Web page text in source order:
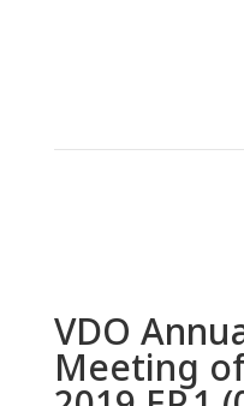
VDO
Meeting